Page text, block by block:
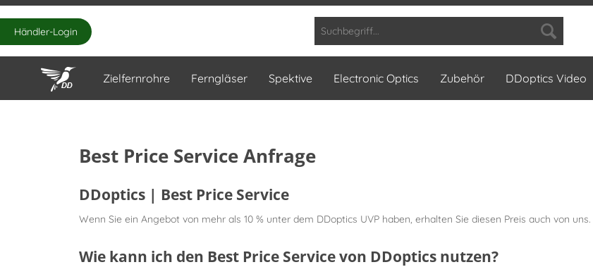
Händler-Login
Zielfernrohre Ferngläser Spektive Electronic Optics Zubehör DDoptics Video
Best Price Service Anfrage
DDoptics | Best Price Service
Wenn Sie ein Angebot von mehr als 10 % unter dem DDoptics UVP haben, erhalten Sie diesen Preis auch von uns.
Wie kann ich den Best Price Service von DDoptics nutzen?